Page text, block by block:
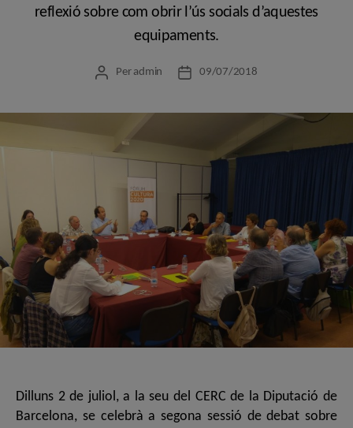
reflexió sobre com obrir l’ús socials d’aquestes
equipaments.
Autor
Per admin
Data09/07/2018
Dilluns 2 de juliol, a la seu del CERC de la Diputació de
Barcelona, se celebrà a segona sessió de debat sobre